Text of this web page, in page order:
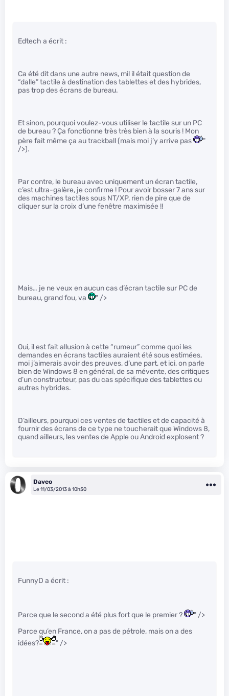
Edtech a écrit :
Ca été dit dans une autre news, mil il était question de
“dalle” tactile à destination des tablettes et des hybrides,
pas trop des écrans de bureau.
Et sinon, pourquoi voulez-vous utiliser le tactile sur un PC
de bureau ? Ça fonctionne très très bien à la souris ! Mon
père fait même ça au trackball (mais moi j’y arrive pas
"
/>).
Par contre, le bureau avec uniquement un écran tactile,
c’est ultra-galère, je confirme ! Pour avoir bosser 7 ans sur
des machines tactiles sous NT/XP, rien de pire que de
cliquer sur la croix d’une fenêtre maximisée !!
Mais… je ne veux en aucun cas d’écran tactile sur PC de
bureau, grand fou, va
" />
Oui, il est fait allusion à cette “rumeur” comme quoi les
demandes en écrans tactiles auraient été sous estimées,
moi j’aimerais avoir des preuves, d’une part, et ici, on parle
bien de Windows 8 en général, de sa mévente, des critiques
d’un constructeur, pas du cas spécifique des tablettes ou
autres hybrides.
D’ailleurs, pourquoi ces ventes de tactiles et de capacité à
fournir des écrans de ce type ne toucherait que Windows 8,
quand ailleurs, les ventes de Apple ou Android explosent ?
Davco
Le 11/03/2013 à 10h50
FunnyD a écrit :
Parce que le second a été plus fort que le premier ?
" />
Parce qu’en France, on a pas de pétrole, mais on a des
idées?
" />